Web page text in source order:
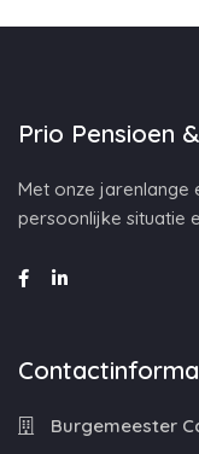
Prio Pensioen
Met onze jarenlange
persoonlijke situatie
Burgemeester